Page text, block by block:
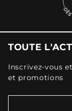
TOUTE
Inscrivez-vous
et promotions